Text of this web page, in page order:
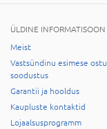
ÜLDINE INFORMATISOON
Meist
Vastsündinu esimese ostu
soodustus
Garantii ja hooldus
Kaupluste kontaktid
Lojaalsusprogramm